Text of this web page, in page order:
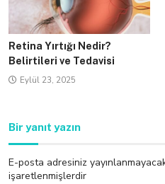
Retina Yırtığı Nedir?
Belirtileri ve Tedavisi
Eylül 23, 2025
Bir yanıt yazın
E-posta adresiniz
işaretlenmişlerdir